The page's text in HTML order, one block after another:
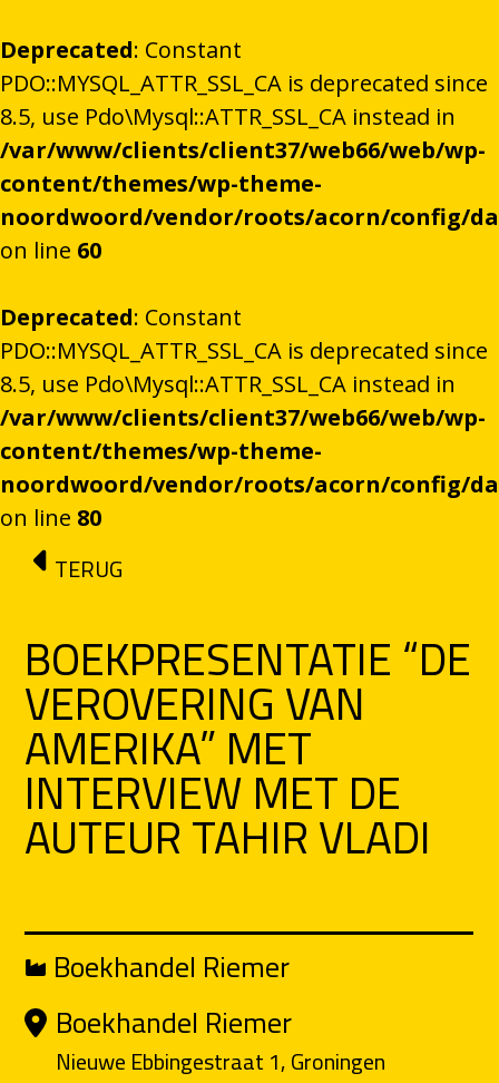
Deprecated: Constant
PDO::MYSQL_ATTR_SSL_CA is deprecated since
8.5, use Pdo\Mysql::ATTR_SSL_CA instead in
/var/www/clients/client37/web66/web/wp-
content/themes/wp-theme-
noordwoord/vendor/roots/acorn/config/
on line 60
Deprecated: Constant
PDO::MYSQL_ATTR_SSL_CA is deprecated since
8.5, use Pdo\Mysql::ATTR_SSL_CA instead in
/var/www/clients/client37/web66/web/wp-
content/themes/wp-theme-
noordwoord/vendor/roots/acorn/config/
on line 80
Ga naar de inhoud
TERUG
BOEKPRESENTATIE “DE
VEROVERING VAN
AMERIKA” MET
INTERVIEW MET DE
AUTEUR TAHIR VLADI
Boekhandel Riemer
Boekhandel Riemer
Nieuwe Ebbingestraat 1, Groningen